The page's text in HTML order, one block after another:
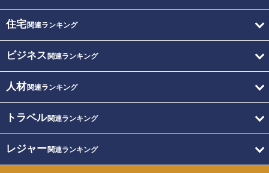
住宅関連ランキング
ビジネス 関連ランキング
人材関連ランキング
トラベル関連ランキング
レジャー関連ランキング